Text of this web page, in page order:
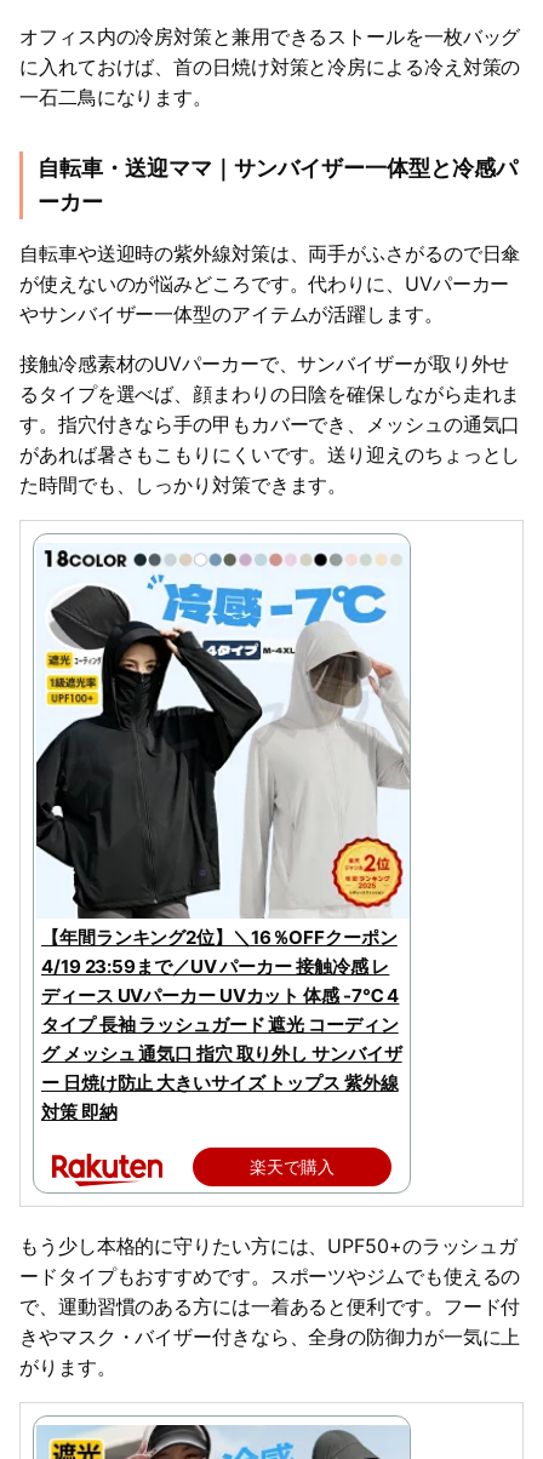
オフィス内の冷房対策と兼用できるストールを一枚バッグ
に入れておけば、首の日焼け対策と冷房による冷え対策の
一石二鳥になります。
自転車・送迎ママ｜サンバイザー一体型と冷感パ
ーカー
自転車や送迎時の紫外線対策は、両手がふさがるので日傘
が使えないのが悩みどころです。代わりに、UVパーカー
やサンバイザー一体型のアイテムが活躍します。
接触冷感素材のUVパーカーで、サンバイザーが取り外せ
るタイプを選べば、顔まわりの日陰を確保しながら走れま
す。指穴付きなら手の甲もカバーでき、メッシュの通気口
があれば暑さもこもりにくいです。送り迎えのちょっとし
た時間でも、しっかり対策できます。
【年間ランキング2位】＼16％OFFクーポン
4/19 23:59まで／UV パーカー 接触冷感 レ
ディース UVパーカー UVカット 体感 -7℃ 4
タイプ 長袖 ラッシュガード 遮光 コーディン
グ メッシュ 通気口 指穴 取り外し サンバイザ
ー 日焼け防止 大きいサイズ トップス 紫外線
対策 即納
楽天で購入
もう少し本格的に守りたい方には、UPF50+のラッシュガ
ードタイプもおすすめです。スポーツやジムでも使えるの
で、運動習慣のある方には一着あると便利です。フード付
きやマスク・バイザー付きなら、全身の防御力が一気に上
がります。